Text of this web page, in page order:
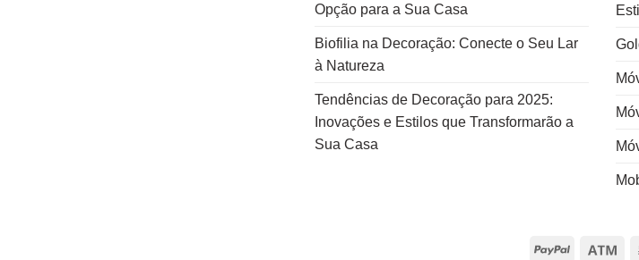
Opção para a Sua Casa
Biofilia na Decoração: Conecte o Seu Lar
à Natureza
Tendências de Decoração para 2025:
Inovações e Estilos que Transformarão a
Sua Casa
PayPal